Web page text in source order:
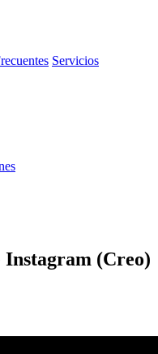
Servicios
(Creo)